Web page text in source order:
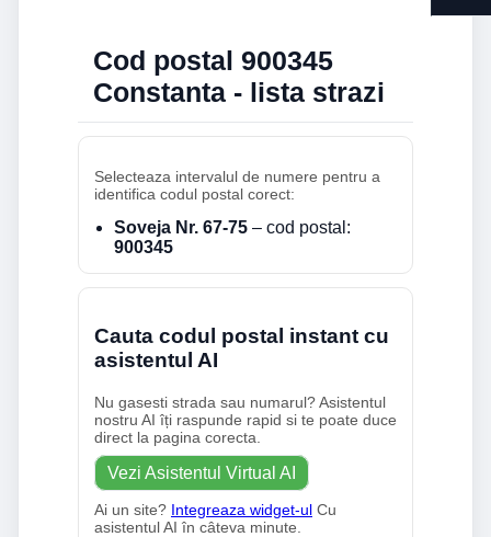
Cod postal 900345
Constanta - lista strazi
Selecteaza intervalul de numere pentru a
identifica codul postal corect:
Soveja Nr. 67-75 – cod postal:
900345
Cauta codul postal instant cu
asistentul AI
Nu gasesti strada sau numarul? Asistentul
nostru AI îți raspunde rapid si te poate duce
direct la pagina corecta.
Vezi Asistentul Virtual AI
Ai un site? Integreaza widget-ul Cu
asistentul AI în câteva minute.